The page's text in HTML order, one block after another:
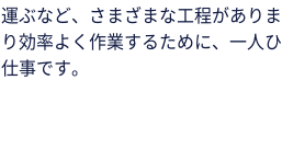
ぶなど、さまざまな工程がありま
効率よく作業するために、一人ひ
事です。